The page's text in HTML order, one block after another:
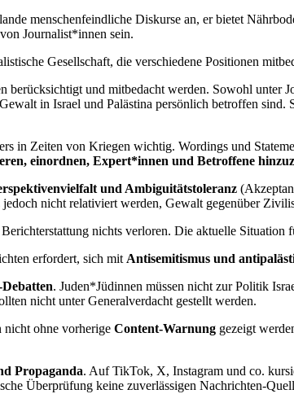
menschenfeindliche Diskurse an, er bietet
Journalist*innen sein.
Gesellschaft, die verschiedene Positionen
berücksichtigt und mitbedacht werden. Sowohl unter
in Israel und Palästina persönlich betroffen
in Zeiten von Kriegen wichtig. Wordings und
einordnen, Expert*innen und Betroffene
und Ambiguitätstoleranz
nicht relativiert werden, Gewalt gegenüber
nichts verloren. Die aktuelle
erfordert, sich mit Antisemitismus und
. Juden*Jüdinnen müssen nicht zur Politik
nicht unter Generalverdacht gestellt werden.
nicht ohne vorherige Content-Warnung gezeigt
Propaganda. Auf TikTok, X, Instagram und co.
Überprüfung keine zuverlässigen Nachrichten-